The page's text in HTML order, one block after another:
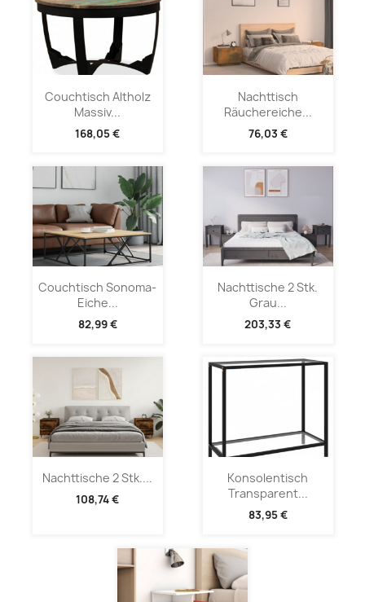
Couchtisch Altholz
Massiv...
168,05 €
Nachttisch
Räuchereiche...
76,03 €
Couchtisch Sonoma-
Eiche...
82,99 €
Nachttische 2 Stk.
Grau...
203,33 €
Nachttische 2 Stk....
108,74 €
Konsolentisch
Transparent...
83,95 €